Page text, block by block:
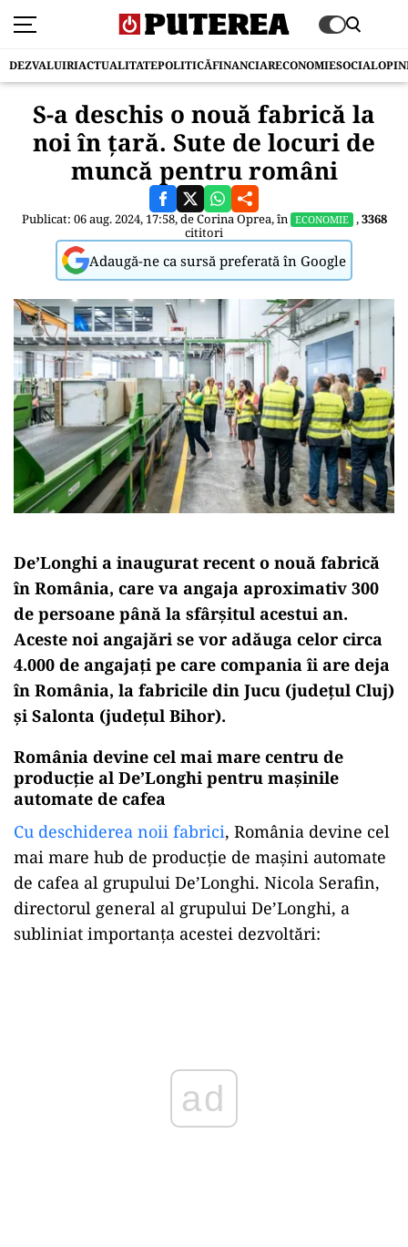
DEZVALUIRIACTUALITATEPOLITICĂFINANCIARECONOMIESOCIAL
S-a deschis o nouă fabrică la
noi în țară. Sute de locuri de
muncă pentru români
Publicat: 06 aug. 2024, 17:58, deCorina Oprea, în ECONOMIE ,3368
cititori
Adaugă-ne ca sursă preferată în Google
De’Longhi a inaugurat recent o nouă fabrică
în România, care va angaja aproximativ 300
de persoane până la sfârșitul acestui an.
Aceste noi angajări se vor adăuga celor circa
4.000 de angajați pe care compania îi are deja
în România, la fabricile din Jucu (județul Cluj)
și Salonta (județul Bihor).
România devine cel mai mare centru de
producție al De’Longhi pentru mașinile
automate de cafea
Cu deschiderea noii fabrici, România devine cel
mai mare hub de producție de mașini automate
de cafea al grupului De’Longhi. Nicola Serafin,
directorul general al grupului De’Longhi, a
subliniat importanța acestei dezvoltări: